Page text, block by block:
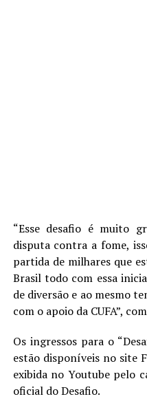
“Esse desafio é muito
disputa contra a fome,
partida de milhares que
Brasil todo com essa
de diversão e ao mesmo
com o apoio da CUFA”,
Os ingressos para o
estão disponíveis no site
exibida no Youtube pelo
oficial do Desafio.